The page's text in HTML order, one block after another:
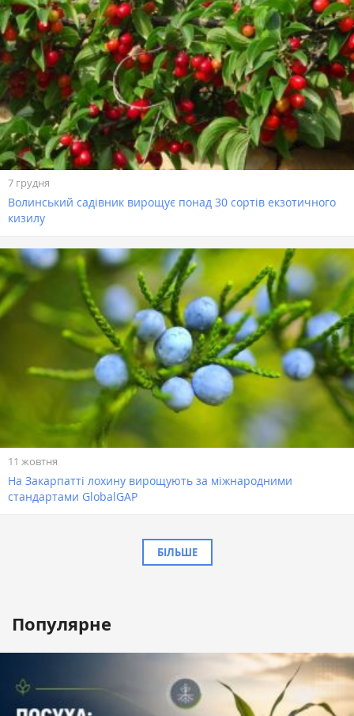
7 грудня
Волинський садівник вирощує понад 30 сортів екзотичного
кизилу
11 жовтня
На Закарпатті лохину вирощують за міжнародними
стандартами GlobalGAP
БІЛЬШЕ
Популярне